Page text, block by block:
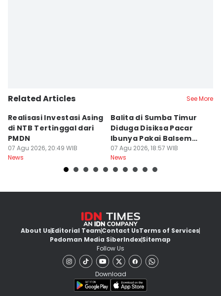
Related Articles See More
Realisasi Investasi Asing
di NTB Tertinggal dari
PMDN
07 Agu 2026, 20:49 WIB
News
Balita di Sumba Timur
Diduga Disiksa Pacar
Ibunya Pakai Balsem
dan Cabai
07 Agu 2026, 18:57 WIB
News
About UsEditorial TeamContact UsTerms of Services
Pedoman Media SiberIndexSitemap
Follow Us
Download